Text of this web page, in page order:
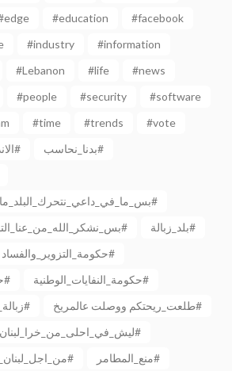
#education
#facebook
#industry
#information
#Lebanon #life
#news
#people #security
#software
#time #trends
#vote
الانذار_الاخير#
بدنا_نحاسب#
بس_ما_في_داعي_نتحرك_البلد_ماشي_وعاجقة_عفسوح#
بس_نشكر_الله_من_عنا_التبولة_والحمص_بطحينة#
بلد_زبالة#
حكومة_التزوير_والفساد#
حكومة_النفاق_الوطني#
حكومة_النفايات_الوطنية#
زبالة_لبنان#
طلعت_ريحتكم ووصلت عالمريخ#
ليش_في_احلى_من_خرا_لبنان#
من_اجل_لبنان_جديد# منع_المطامر#